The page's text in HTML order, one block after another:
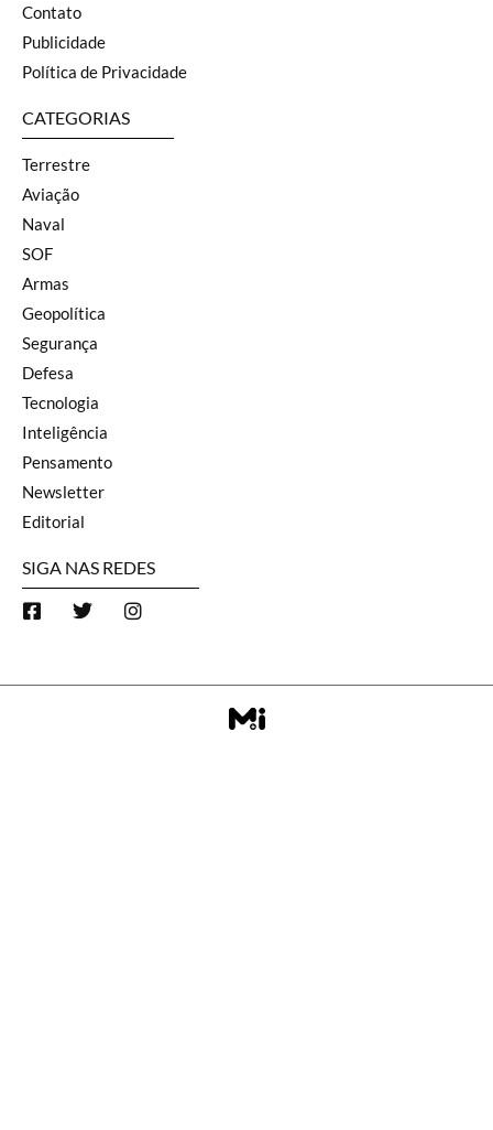
Contato
Publicidade
Política de Privacidade
CATEGORIAS
Terrestre
Aviação
Naval
SOF
Armas
Geopolítica
Segurança
Defesa
Tecnologia
Inteligência
Pensamento
Newsletter
Editorial
SIGA NAS REDES